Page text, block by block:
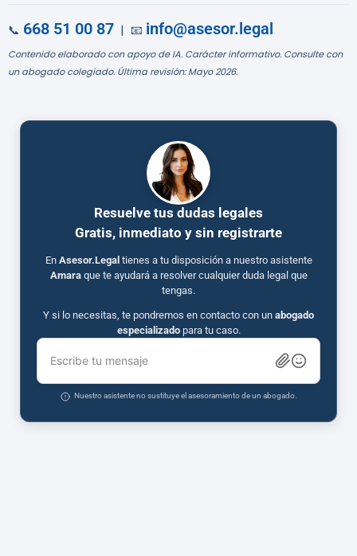
📞 668 51 00 87 | 📧 info@asesor.legal
Contenido elaborado con apoyo de IA. Carácter informativo. Consulte con
un abogado colegiado. Última revisión: Mayo 2026.
Resuelve tus dudas legales
Gratis, inmediato y sin registrarte
En Asesor.Legal tienes a tu disposición a nuestro asistente
Amaraque te ayudará a resolver cualquier duda legal que
tengas.
Y si lo necesitas, te pondremos en contacto con un abogado
especializadopara tu caso.
Escribe tu mensaje
Nuestro asistente no sustituye el asesoramiento de un abogado.